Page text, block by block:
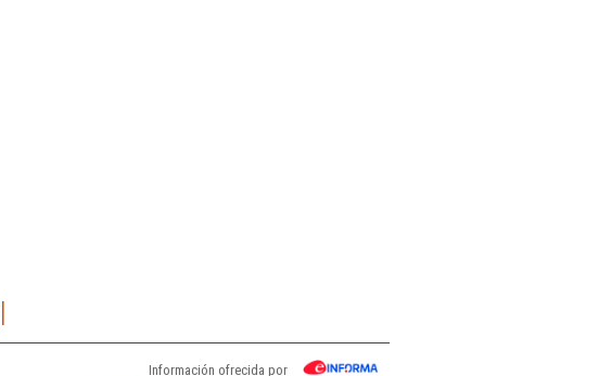
Información ofrecida por